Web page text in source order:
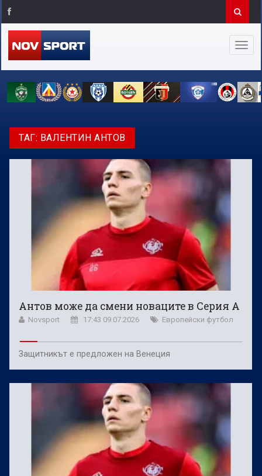
ТАГ: ВАЛЕНТИН АНТОВ
Антов може да смени новаците в Серия А
Novsport 17:43 09.07.2026 Европейски футбол
Защитникът е предложен на Венеция